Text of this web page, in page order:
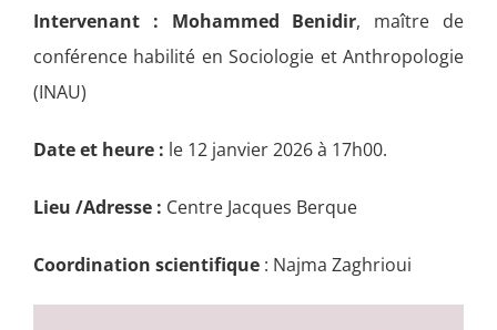
Intervenant : Mohammed Benidir, maître de
conférence habilité en Sociologie et Anthropologie
(INAU)
Date et heure : le 12 janvier 2026 à 17h00.
Lieu /Adresse : Centre Jacques Berque
Coordination scientifique: Najma Zaghrioui